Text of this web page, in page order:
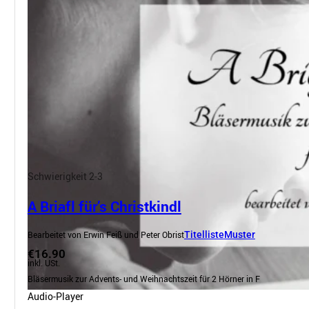
Schwierigkeit 2-3
A Briafl für’s Christkindl
Bearbeitet von Erwin Feiß und Peter ObristTitellisteMuster
€16.90
inkl. USt.
Bläsermusik zur Advents- und Weihnachtszeit für 2 Hörner in F
Audio-Player